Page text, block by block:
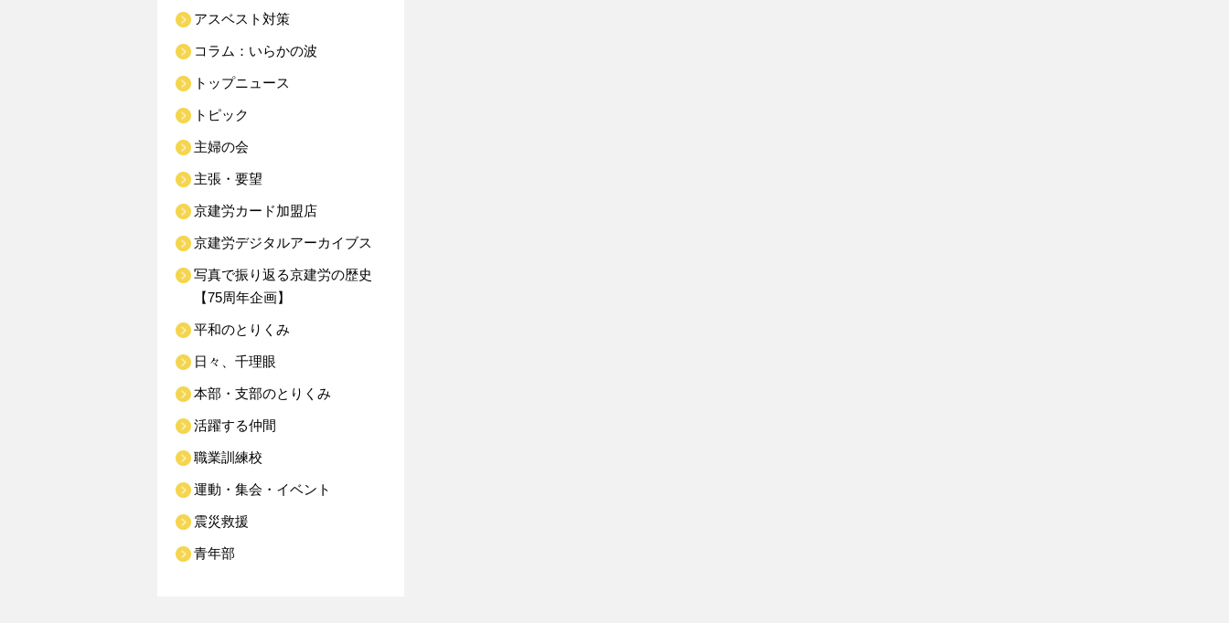
アスベスト対策
コラム：いらかの波
トップニュース
トピック
主婦の会
主張・要望
京建労カード加盟店
京建労デジタルアーカイブス
写真で振り返る京建労の歴史
【75周年企画】
平和のとりくみ
日々、千理眼
本部・支部のとりくみ
活躍する仲間
職業訓練校
運動・集会・イベント
震災救援
青年部